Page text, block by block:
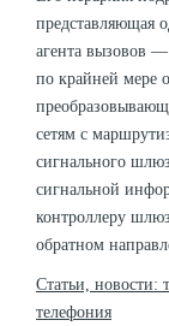
представляющая
агента вызовов
по крайней мере
сетям с
сигнального
сигнальной
контроллеру
обратном
Статьи, новости:
телефония